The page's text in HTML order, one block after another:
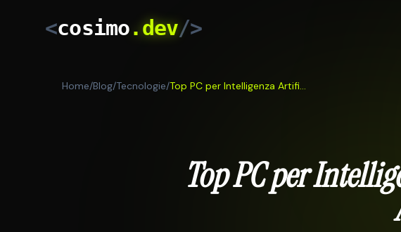
<cosimo.dev/>
Home/Blog/Tecnologie/ Top PC per Intelligenza Artificiale: Guida Completa Acquisto 2026
Top PC per